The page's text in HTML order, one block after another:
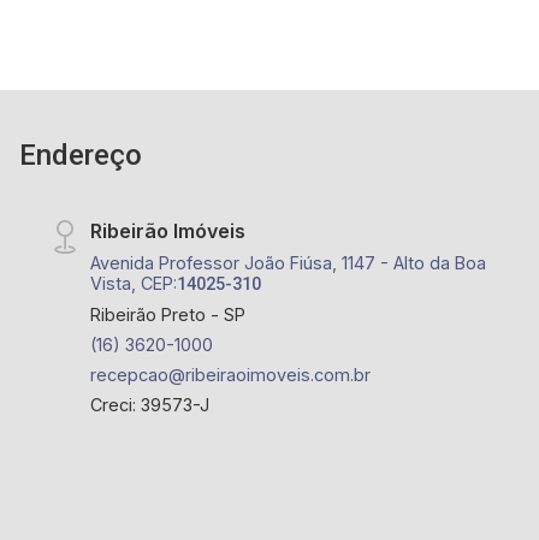
Endereço
Ribeirão Imóveis
Avenida Professor João Fiúsa, 1147 - Alto da Boa
Vista, CEP:14025-310
Ribeirão Preto - SP
(16) 3620-1000
recepcao@ribeiraoimoveis.com.br
Creci: 39573-J